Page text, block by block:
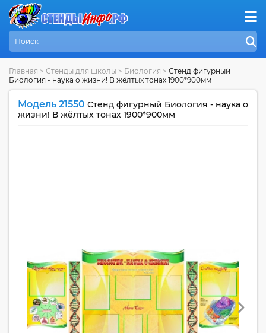
Главная > Стенды для школы > Биология > Стенд фигурный
Биология - наука о жизни! В жёлтых тонах 1900*900мм
Модель 21550 Стенд фигурный Биология - наука о
жизни! В жёлтых тонах 1900*900мм